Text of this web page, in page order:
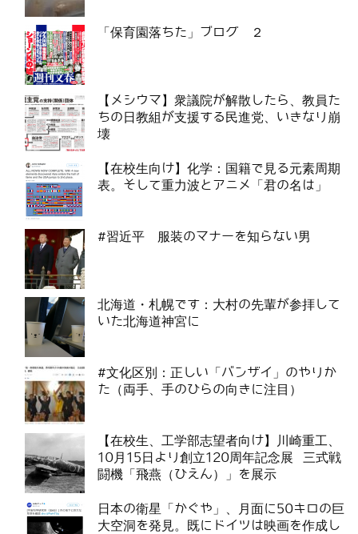
「保育園落ちた」ブログ ２
【メシウマ】衆議院が解散したら、教員た
ちの日教組が支援する民進党、いきなり崩
壊
【在校生向け】化学：国籍で見る元素周期
表。そして重力波とアニメ「君の名は」
#習近平 服装のマナーを知らない男
北海道・札幌です：大村の先輩が参拝して
いた北海道神宮に
#文化区別：正しい「バンザイ」のやりか
た（両手、手のひらの向きに注目）
【在校生、工学部志望者向け】川崎重工、
10月15日より創立120周年記念展 三式戦
闘機「飛燕（ひえん）」を展示
日本の衛星「かぐや」、月面に50キロの巨
大空洞を発見。既にドイツは映画を作成し